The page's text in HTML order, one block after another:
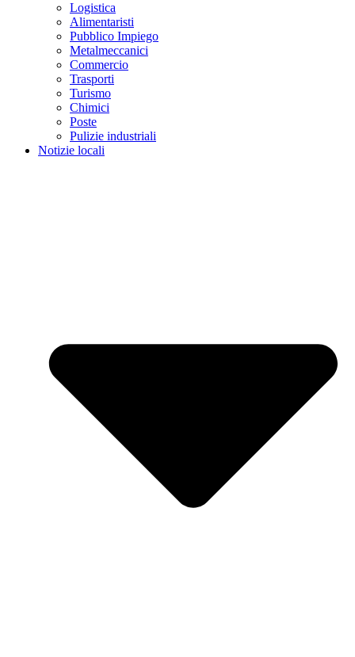
Logistica
Alimentaristi
Pubblico Impiego
Metalmeccanici
Commercio
Trasporti
Turismo
Chimici
Poste
Pulizie industriali
Notizie locali